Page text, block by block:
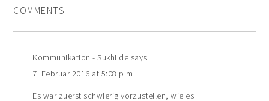
COMMENTS
Kommunikation - Sukhi.de says
7. Februar 2016 at 5:08 p.m.
Es war zuerst schwierig vorzustellen, wie es